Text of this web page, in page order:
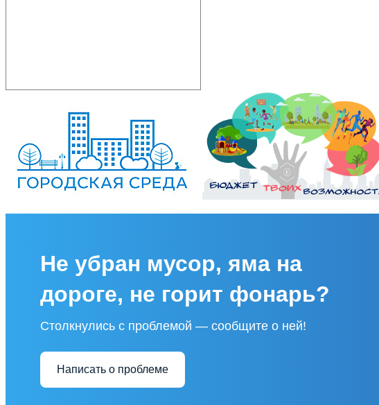
Не убран мусор, яма на
дороге, не горит фонарь?
Столкнулись с проблемой — сообщите о ней!
Написать о проблеме